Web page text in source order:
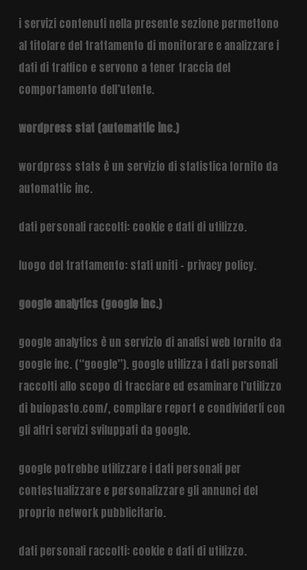
i servizi contenuti nella presente sezione permettono
al titolare del trattamento di monitorare e analizzare i
dati di traffico e servono a tener traccia del
comportamento dell’utente.
wordpress stat (automattic inc.)
wordpress stats è un servizio di statistica fornito da
automattic inc.
dati personali raccolti: cookie e dati di utilizzo.
luogo del trattamento: stati uniti – privacy policy.
google analytics (google inc.)
google analytics è un servizio di analisi web fornito da
google inc. (“google”). google utilizza i dati personali
raccolti allo scopo di tracciare ed esaminare l’utilizzo
di buiopasto.com/, compilare report e condividerli con
gli altri servizi sviluppati da google.
google potrebbe utilizzare i dati personali per
contestualizzare e personalizzare gli annunci del
proprio network pubblicitario.
dati personali raccolti: cookie e dati di utilizzo.